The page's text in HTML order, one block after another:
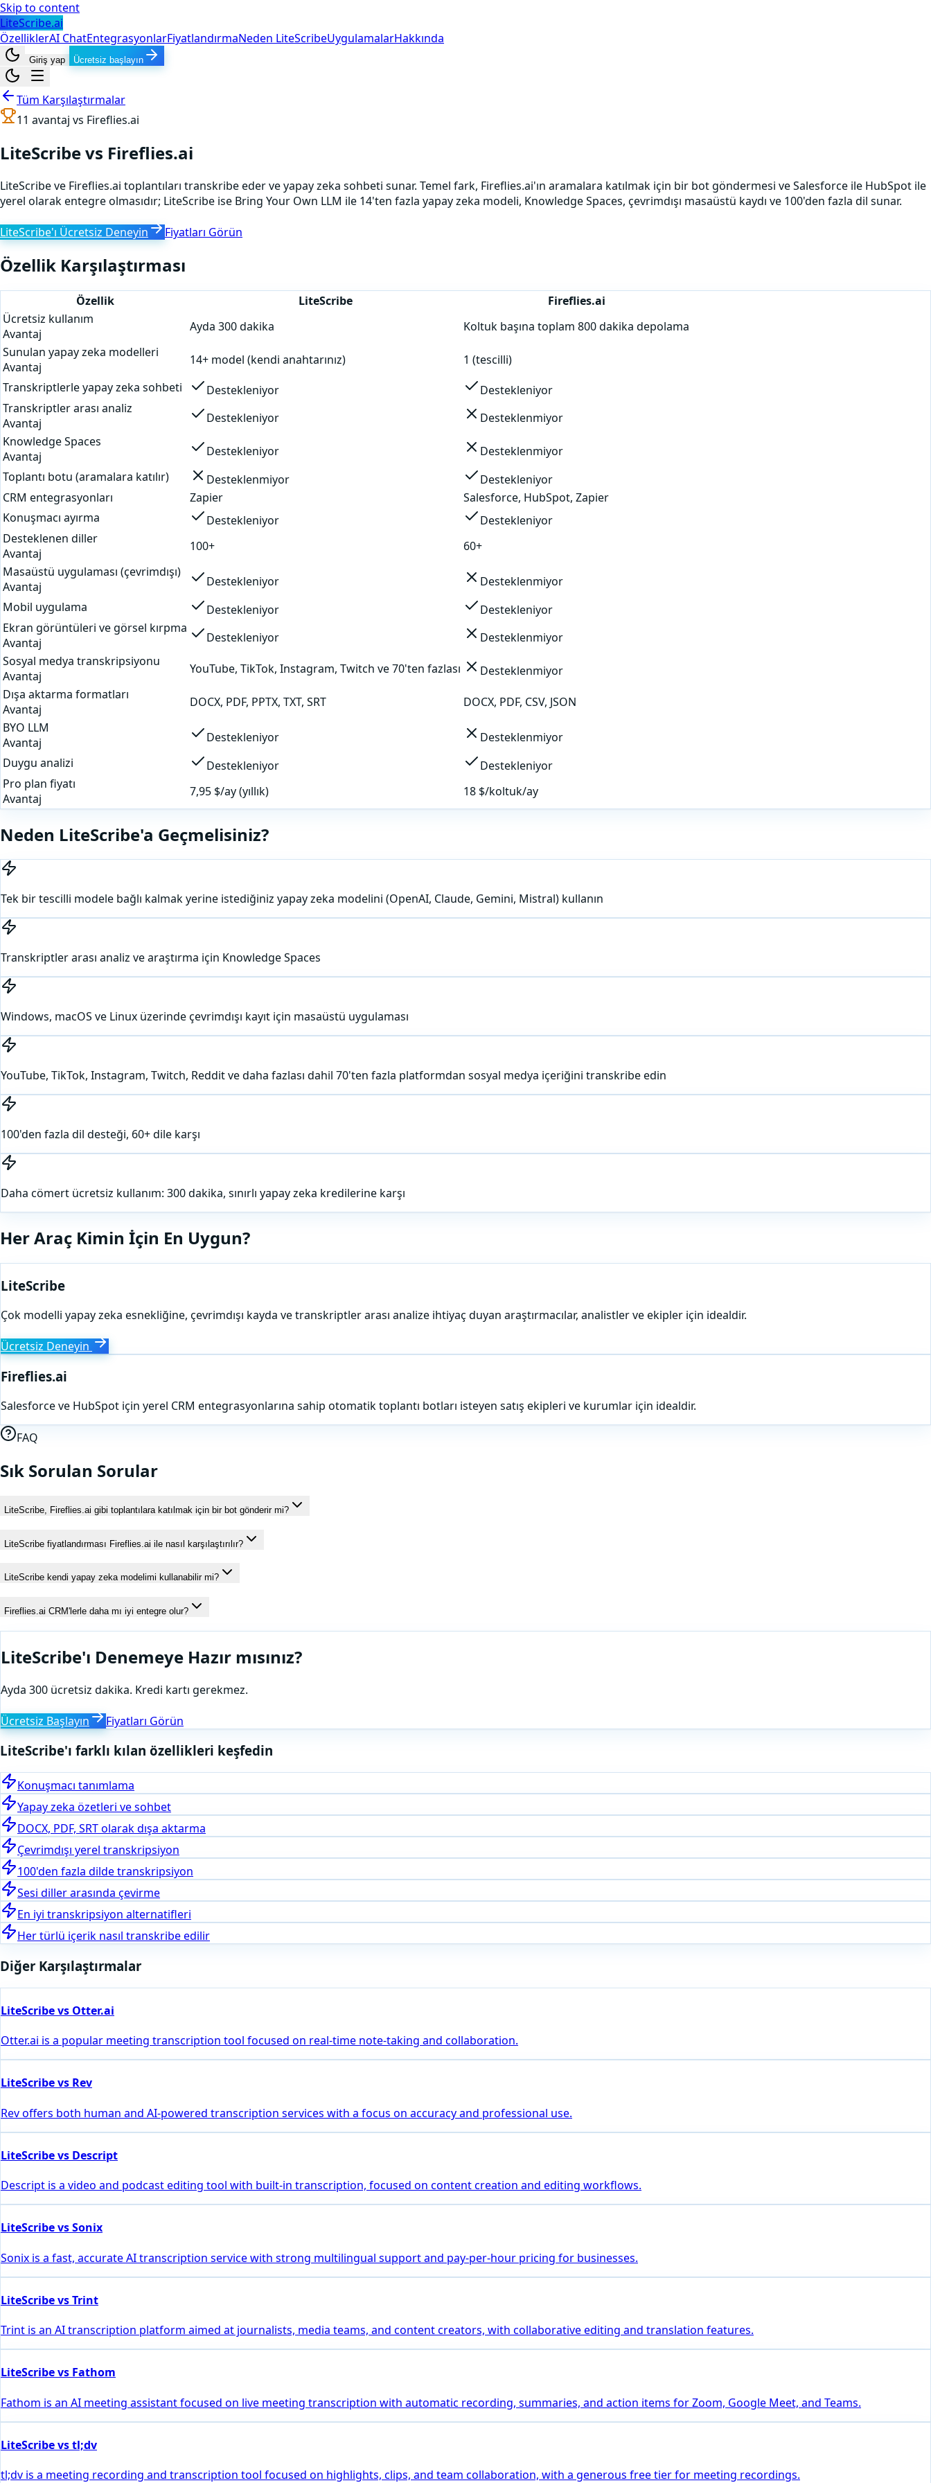
Skip to content
LiteScribe.ai
ÖzelliklerAI ChatEntegrasyonlarFiyatlandırmaNeden LiteScribeUygulamalarHakkında
Giriş yap Ücretsiz başlayın
Tüm Karşılaştırmalar
11 avantaj vs Fireflies.ai
LiteScribe vs Fireflies.ai
LiteScribe ve Fireflies.ai toplantıları transkribe eder ve yapay zeka sohbeti sunar. Temel fark, Fireflies.ai'ın aramalara katılmak için bir bot göndermesi ve Salesforce ile HubSpot ile
yerel olarak entegre olmasıdır; LiteScribe ise Bring Your Own LLM ile 14'ten fazla yapay zeka modeli, Knowledge Spaces, çevrimdışı masaüstü kaydı ve 100'den fazla dil sunar.
LiteScribe'ı Ücretsiz Deneyin Fiyatları Görün
Özellik Karşılaştırması
Özellik LiteScribe
Fireflies.ai
Ücretsiz kullanım
Avantaj
Ayda 300 dakika
Koltuk başına toplam 800 dakika depolama
Sunulan yapay zeka modelleri
Avantaj
14+ model (kendi anahtarınız)
1 (tescilli)
Transkriptlerle yapay zeka sohbeti
Destekleniyor
Destekleniyor
Transkriptler arası analiz
Avantaj
Destekleniyor
Desteklenmiyor
Knowledge Spaces
Avantaj
Destekleniyor
Desteklenmiyor
Toplantı botu (aramalara katılır)
Desteklenmiyor
Destekleniyor
CRM entegrasyonları
Zapier
Salesforce, HubSpot, Zapier
Konuşmacı ayırma
Destekleniyor
Destekleniyor
Desteklenen diller
Avantaj
100+
60+
Masaüstü uygulaması (çevrimdışı)
Avantaj
Destekleniyor
Desteklenmiyor
Mobil uygulama
Destekleniyor
Destekleniyor
Ekran görüntüleri ve görsel kırpma
Avantaj
Destekleniyor
Desteklenmiyor
Sosyal medya transkripsiyonu
Avantaj
YouTube, TikTok, Instagram, Twitch ve 70'ten fazlası
Desteklenmiyor
Dışa aktarma formatları
Avantaj
DOCX, PDF, PPTX, TXT, SRT
DOCX, PDF, CSV, JSON
BYO LLM
Avantaj
Destekleniyor
Desteklenmiyor
Duygu analizi
Destekleniyor
Destekleniyor
Pro plan fiyatı
Avantaj
7,95 $/ay (yıllık) 18 $/koltuk/ay
Neden LiteScribe'a Geçmelisiniz?
Tek bir tescilli modele bağlı kalmak yerine istediğiniz yapay zeka modelini (OpenAI, Claude, Gemini, Mistral) kullanın
Transkriptler arası analiz ve araştırma için Knowledge Spaces
Windows, macOS ve Linux üzerinde çevrimdışı kayıt için masaüstü uygulaması
YouTube, TikTok, Instagram, Twitch, Reddit ve daha fazlası dahil 70'ten fazla platformdan sosyal medya içeriğini transkribe edin
100'den fazla dil desteği, 60+ dile karşı
Daha cömert ücretsiz kullanım: 300 dakika, sınırlı yapay zeka kredilerine karşı
Her Araç Kimin İçin En Uygun?
LiteScribe
Çok modelli yapay zeka esnekliğine, çevrimdışı kayda ve transkriptler arası analize ihtiyaç duyan araştırmacılar, analistler ve ekipler için idealdir.
Ücretsiz Deneyin
Fireflies.ai
Salesforce ve HubSpot için yerel CRM entegrasyonlarına sahip otomatik toplantı botları isteyen satış ekipleri ve kurumlar için idealdir.
FAQ
Sık Sorulan Sorular
LiteScribe, Fireflies.ai gibi toplantılara katılmak için bir bot gönderir mi?
LiteScribe fiyatlandırması Fireflies.ai ile nasıl karşılaştırılır?
LiteScribe kendi yapay zeka modelimi kullanabilir mi?
Fireflies.ai CRM'lerle daha mı iyi entegre olur?
LiteScribe'ı Denemeye Hazır mısınız?
Ayda 300 ücretsiz dakika. Kredi kartı gerekmez.
Ücretsiz Başlayın Fiyatları Görün
LiteScribe'ı farklı kılan özellikleri keşfedin
Konuşmacı tanımlama
Yapay zeka özetleri ve sohbet
DOCX, PDF, SRT olarak dışa aktarma
Çevrimdışı yerel transkripsiyon
100'den fazla dilde transkripsiyon
Sesi diller arasında çevirme
En iyi transkripsiyon alternatifleri
Her türlü içerik nasıl transkribe edilir
Diğer Karşılaştırmalar
LiteScribe vs Otter.ai
Otter.ai is a popular meeting transcription tool focused on real-time note-taking and collaboration.
LiteScribe vs Rev
Rev offers both human and AI-powered transcription services with a focus on accuracy and professional use.
LiteScribe vs Descript
Descript is a video and podcast editing tool with built-in transcription, focused on content creation and editing workflows.
LiteScribe vs Sonix
Sonix is a fast, accurate AI transcription service with strong multilingual support and pay-per-hour pricing for businesses.
LiteScribe vs Trint
Trint is an AI transcription platform aimed at journalists, media teams, and content creators, with collaborative editing and translation features.
LiteScribe vs Fathom
Fathom is an AI meeting assistant focused on live meeting transcription with automatic recording, summaries, and action items for Zoom, Google Meet, and Teams.
LiteScribe vs tl;dv
tl;dv is a meeting recording and transcription tool focused on highlights, clips, and team collaboration, with a generous free tier for meeting recordings.